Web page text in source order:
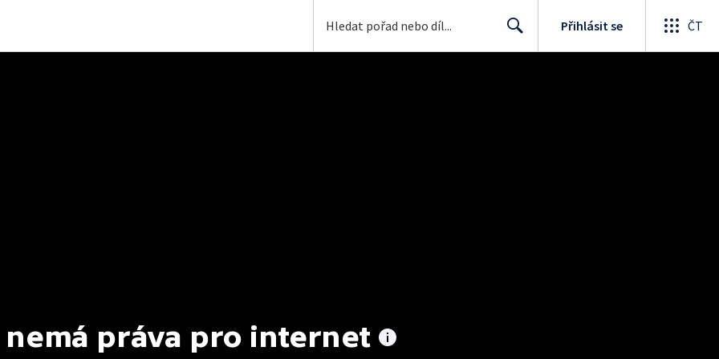
Přihlásit se ČT
nemá práva pro internet